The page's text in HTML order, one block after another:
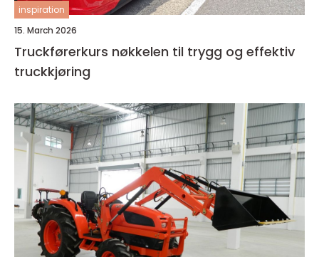
inspiration
15. March 2026
Truckførerkurs nøkkelen til trygg og effektiv
truckkjøring